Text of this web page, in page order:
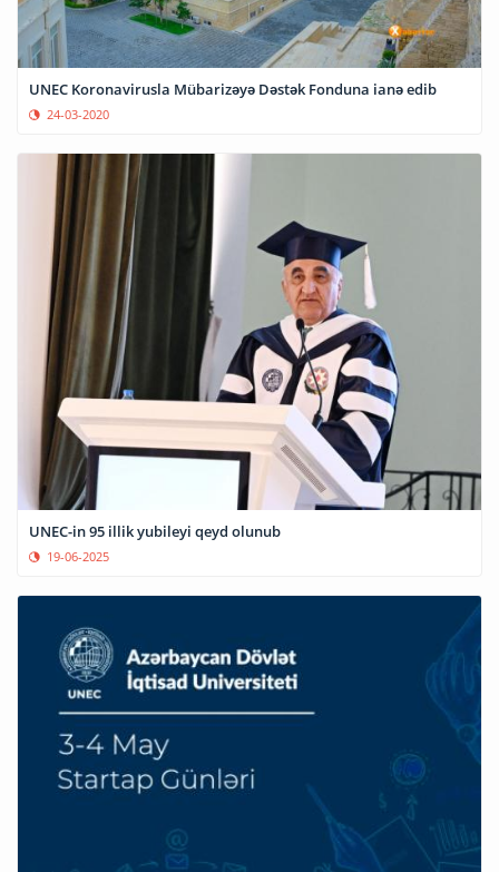
UNEC Koronavirusla Mübarizəyə Dəstək Fonduna ianə edib
24-03-2020
UNEC-in 95 illik yubileyi qeyd olunub
19-06-2025